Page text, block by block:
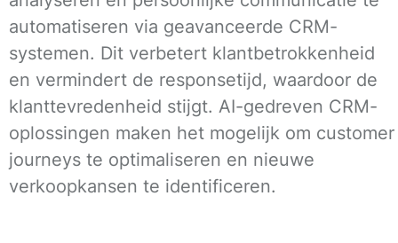
automatiseren via geavanceerde CRM-
systemen. Dit verbetert klantbetrokkenheid
en vermindert de responsetijd, waardoor de
klanttevredenheid stijgt. AI-gedreven CRM-
oplossingen maken het mogelijk om customer
journeys te optimaliseren en nieuwe
verkoopkansen te identificeren.